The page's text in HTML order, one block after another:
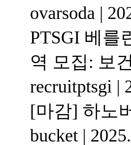
ovarsoda |
PTSGI 베를
역 모집: 보
recruitptsgi |
[마감] 하노
bucket |